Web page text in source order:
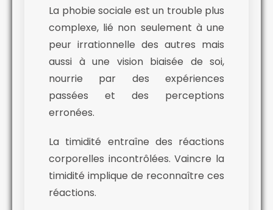
La phobie sociale est un trouble plus
complexe, lié non seulement à une
peur irrationnelle des autres mais
aussi à une vision biaisée de soi,
nourrie par des expériences
passées et des perceptions
erronées.
La timidité entraîne des réactions
corporelles incontrôlées. Vaincre la
timidité implique de reconnaître ces
réactions.